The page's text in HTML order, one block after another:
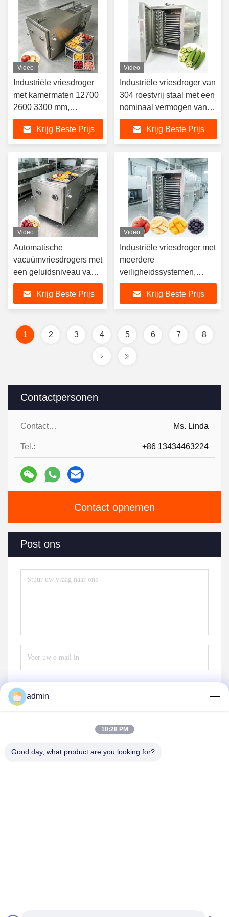
Contactpersonen
Contactpersonen: Ms. Linda
Tel.: +86 13434463224
Contact opnemen
Post ons
Vriezeldrogen
Video
Industriële vriesdroger
met kamermaten 12700
2600 3300 mm,
temperatuurbereik van
min 50°C tot plus 80°C
en droogtijd van 20-24
uur voor verwerking
Krijg Beste Prijs
Video
Industriële vriesdroger van
304 roestvrij staal met een
nominaal vermogen van
200KW en een elektrisch
verwarmingssysteem dat
de prestaties van het
vriesdrogen garandeert
Krijg Beste Prijs
Video
Automatische
vacuümvriesdrogers met
een geluidsniveau van
70 dB, ontworpen voor
voedsel- en chemische
drogen
Krijg Beste Prijs
Video
Industriële vriesdroger met
meerdere
veiligheidssystemen,
automatische
bedrijfsmodus en
vacuümniveau onder
industrieel gebruik
Krijg Beste Prijs
1 2 3 4 5 6 7 8
Leverancier. Copyright © 2023-2026 freezeddryer.com . Alle
admin
10:28 PM
Good day, what product are you looking for?